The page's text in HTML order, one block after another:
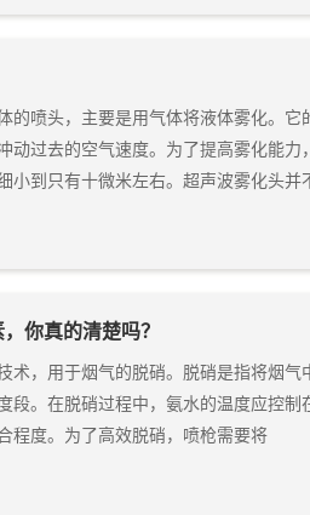
的喷头，主要是用气体将液体雾化。
动过去的空气速度。为了提高雾化能
小到只有十微米左右。超声波雾化头并
你真的清楚吗？
术，用于烟气的脱硝。脱硝是指将烟
段。在脱硝过程中，氨水的温度应
程度。为了高效脱硝，喷枪需要将